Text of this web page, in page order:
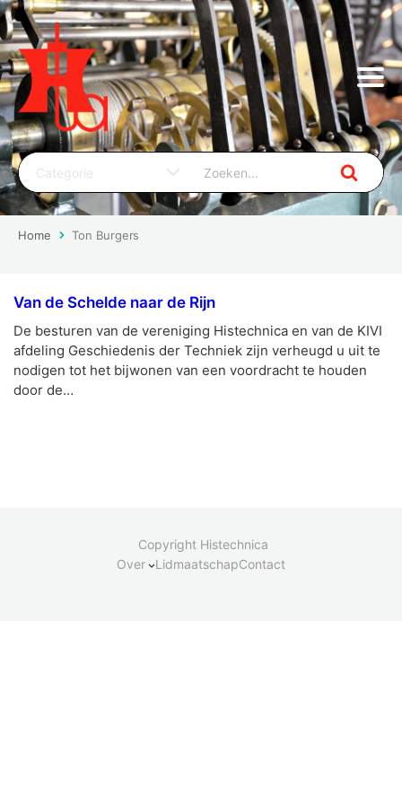
Home Ton Burgers
Van de Schelde naar de Rijn
De besturen van de vereniging Histechnica en van de KIVI
afdeling Geschiedenis der Techniek zijn verheugd u uit te
nodigen tot het bijwonen van een voordracht te houden
door de…
Copyright Histechnica
Over
LidmaatschapContact